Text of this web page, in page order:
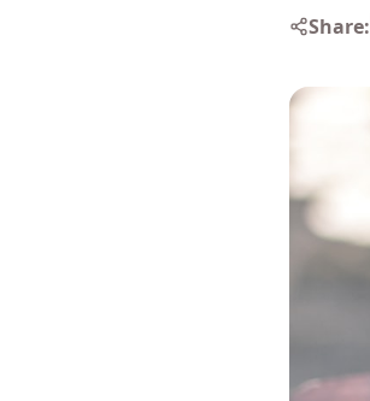
Share: